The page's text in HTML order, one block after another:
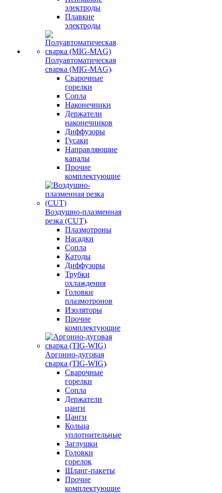
электроды
Плавкие
электроды
Полуавтоматическая
сварка (MIG-MAG)
Сварочные
горелки
Сопла
Наконечники
Держатели
наконечников
Диффузоры
Гусаки
Направляющие
каналы
Прочие
комплектующие
Воздушно-плазменная
резка (CUT)
Плазмотроны
Насадки
Сопла
Катоды
Диффузоры
Трубки
охлаждения
Головки
плазмотронов
Изоляторы
Прочие
комплектующие
Аргонно-дуговая
сварка (TIG-WIG)
Сварочные
горелки
Сопла
Держатели
цанги
Цанги
Кольца
уплотнительные
Заглушки
Головки
горелок
Шланг-пакеты
Прочие
комплектующие